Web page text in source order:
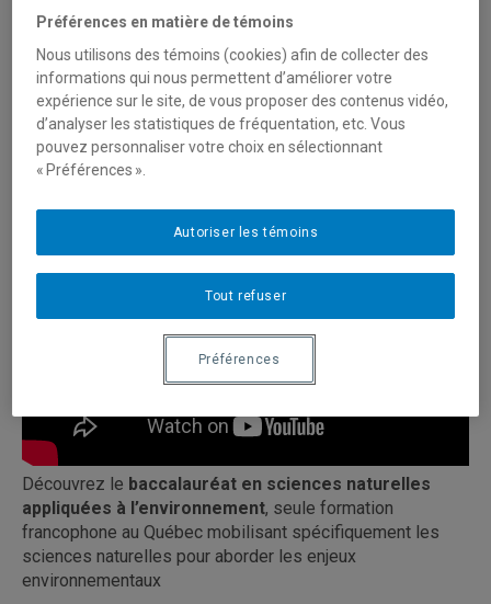
Préférences des témoins
Découvrez le baccalauréat en sciences naturelles
appliquées à l’environnement, seule formation
francophone au Québec mobilisant spécifiquement les
sciences naturelles pour aborder les enjeux
environnementaux
Préférences en matière de témoins
Nous utilisons des témoins (cookies) afin de collecter des
informations qui nous permettent d’améliorer votre
expérience sur le site, de vous proposer des contenus vidéo,
d’analyser les statistiques de fréquentation, etc. Vous
pouvez personnaliser votre choix en sélectionnant
« Préférences ».
Tout refuser
Autoriser les témoins
Préférences